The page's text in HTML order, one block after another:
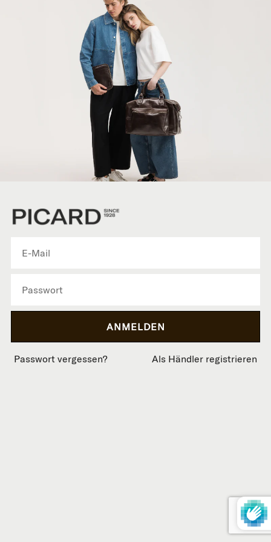
Passwort vergessen? Als Händler registrieren